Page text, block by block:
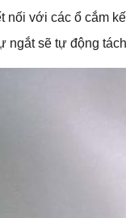
nối với các ổ cắm
ngắt sẽ tự động